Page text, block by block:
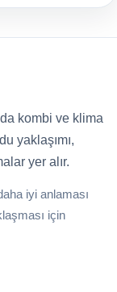
kombi ve klima
yaklaşımı,
yer alır.
iyi anlaması
için